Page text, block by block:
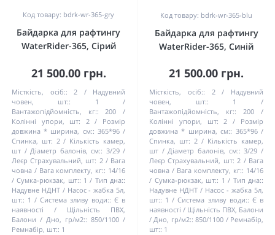
Код товару: bdrk-wr-365-gry
Байдарка для рафтингу
WaterRider-365, Сірий
21 500.00 грн.
Місткість, осіб:: 2
Надувний
човен, шт::
1
Вантажопідйомність, кг::
200
Колінні упори, шт:
2
Розмір
довжина * ширина, см:: 365*96
Спинка, шт: 2
Кількість камер,
шт / Діаметр балонів, см:: 3/29
Леєр Страхувальний, шт: 2
Вага
човна / Вага комплекту, кг:: 14/16
Сумка-рюкзак, шт:: 1
Тип дна::
Надувне НДНТ
Насос - жабка 5л,
шт:: 1 Система зливу води:: Є в
наявності
Щільність ПВХ,
Балони / Дно, гр/м2:: 850/1100
Ремнабір, шт:: 1
Код товару: bdrk-wr-365-blu
Байдарка для рафтингу
WaterRider-365, Синій
21 500.00 грн.
Місткість, осіб:: 2
Надувний
човен, шт::
1
Вантажопідйомність, кг::
200
Колінні упори, шт:
2
Розмір
довжина * ширина, см:: 365*96
Спинка, шт: 2
Кількість камер,
шт / Діаметр балонів, см:: 3/29
Леєр Страхувальний, шт: 2
Вага
човна / Вага комплекту, кг:: 14/16
Сумка-рюкзак, шт:: 1
Тип дна::
Надувне НДНТ
Насос - жабка 5л,
шт:: 1 Система зливу води:: Є в
наявності
Щільність ПВХ, Балони
/ Дно, гр/м2:: 850/1100
Ремнабір,
шт:: 1